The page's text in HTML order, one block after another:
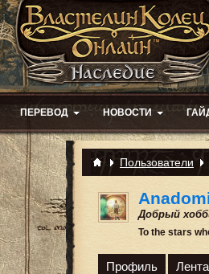
ПЕРЕВОД НОВОСТИ
Пользователи
Добрый
To the stars
Профиль Лента